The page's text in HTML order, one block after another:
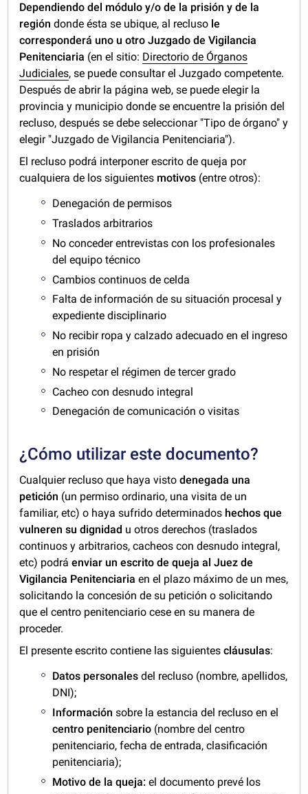
Dependiendo del módulo y/o de la prisión y de la
región donde ésta se ubique, al recluso le
corresponderá uno u otro Juzgado de Vigilancia
Penitenciaria (en el sitio: Directorio de Órganos
Judiciales, se puede consultar el Juzgado competente.
Después de abrir la página web, se puede elegir la
provincia y municipio donde se encuentre la prisión del
recluso, después se debe seleccionar "Tipo de órgano" y
elegir "Juzgado de Vigilancia Penitenciaria").
El recluso podrá interponer escrito de queja por
cualquiera de los siguientes motivos (entre otros):
Denegación de permisos
Traslados arbitrarios
No conceder entrevistas con los profesionales
del equipo técnico
Cambios continuos de celda
Falta de información de su situación procesal y
expediente disciplinario
No recibir ropa y calzado adecuado en el ingreso
en prisión
No respetar el régimen de tercer grado
Cacheo con desnudo integral
Denegación de comunicación o visitas
¿Cómo utilizar este documento?
Cualquier recluso que haya vistodenegada una
petición (un permiso ordinario, una visita de un
familiar, etc) o haya sufrido determinados hechos que
vulneren su dignidad u otros derechos (traslados
continuos y arbitrarios, cacheos con desnudo integral,
etc) podráenviar un escrito de queja al Juez de
Vigilancia Penitenciariaen el plazo máximo de un mes,
solicitando la concesión de su petición o solicitando
que el centro penitenciario cese en su manera de
proceder.
El presente escrito contiene las siguientescláusulas:
Datos personales del recluso (nombre, apellidos,
DNI);
Información sobre la estancia del recluso en el
centro penitenciario (nombre del centro
penitenciario, fecha de entrada, clasificación
penitenciaria);
Motivo de la queja: el documento prevé los